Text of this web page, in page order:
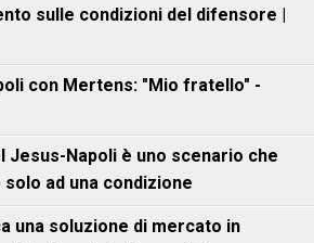
sulle condizioni del difensore |
con Mertens: "Mio fratello" -
Jesus-Napoli è uno scenario che
ad una condizione
una soluzione di mercato in